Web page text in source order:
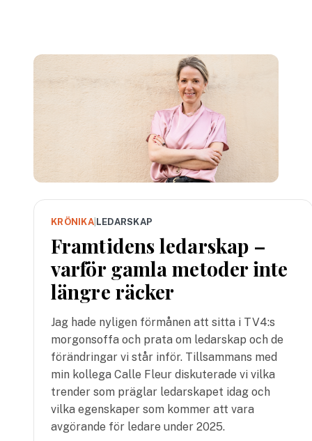
KRÖNIKA| LEDARSKAP
Framtidens ledarskap –
varför gamla metoder inte
längre räcker
Jag hade nyligen förmånen att sitta i TV4:s
morgonsoffa och prata om ledarskap och de
förändringar vi står inför. Tillsammans med
min kollega Calle Fleur diskuterade vi vilka
trender som präglar ledarskapet idag och
vilka egenskaper som kommer att vara
avgörande för ledare under 2025.